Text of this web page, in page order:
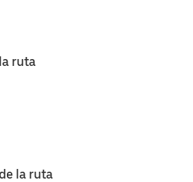
ruta
la ruta